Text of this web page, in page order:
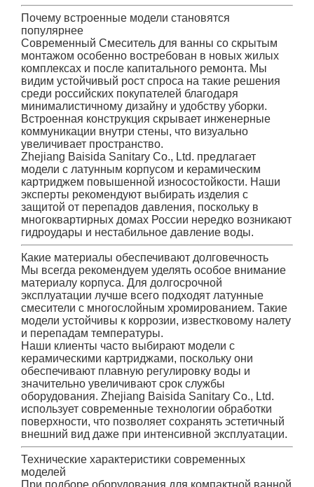
Почему встроенные модели становятся
популярнее
Современный Смеситель для ванны со скрытым
монтажом особенно востребован в новых жилых
комплексах и после капитального ремонта. Мы
видим устойчивый рост спроса на такие решения
среди российских покупателей благодаря
минималистичному дизайну и удобству уборки.
Встроенная конструкция скрывает инженерные
коммуникации внутри стены, что визуально
увеличивает пространство.
Zhejiang Baisida Sanitary Co., Ltd. предлагает
модели с латунным корпусом и керамическим
картриджем повышенной износостойкости. Наши
эксперты рекомендуют выбирать изделия с
защитой от перепадов давления, поскольку в
многоквартирных домах России нередко возникают
гидроудары и нестабильное давление воды.
Какие материалы обеспечивают долговечность
Мы всегда рекомендуем уделять особое внимание
материалу корпуса. Для долгосрочной
эксплуатации лучше всего подходят латунные
смесители с многослойным хромированием. Такие
модели устойчивы к коррозии, известковому налету
и перепадам температуры.
Наши клиенты часто выбирают модели с
керамическими картриджами, поскольку они
обеспечивают плавную регулировку воды и
значительно увеличивают срок службы
оборудования. Zhejiang Baisida Sanitary Co., Ltd.
использует современные технологии обработки
поверхности, что позволяет сохранять эстетичный
внешний вид даже при интенсивной эксплуатации.
Технические характеристики современных
моделей